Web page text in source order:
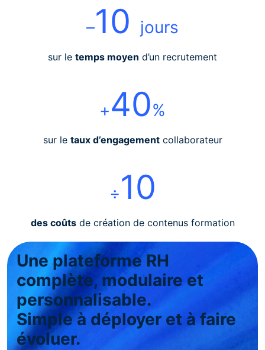
–10 jours
sur le temps moyen d’un recrutement
+40%
sur le taux d’engagementcollaborateur
÷10
des coûtsde création de contenus formation
Une plateforme RH
complète, modulaire et
personnalisable.
Simple à déployer et à faire
évoluer.